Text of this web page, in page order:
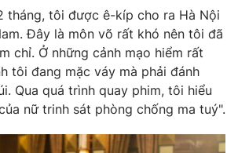
Podcast
Infographic
tháng, tôi được ê-kíp cho ra Hà Nội
Đây là môn võ rất khó nên tôi đã
chỉ. Ở những cảnh mạo hiểm rất
tôi đang mặc váy mà phải đánh
Qua quá trình quay phim, tôi hiểu
nữ trinh sát phòng chống ma tuý".